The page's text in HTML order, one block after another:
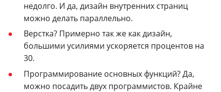
недолго. И да, дизайн внутренних страниц
можно делать параллельно.
Верстка? Примерно так же как дизайн,
большими усилиями ускоряется процентов на
30.
Программирование основных функций? Да,
можно посадить двух программистов. Крайне